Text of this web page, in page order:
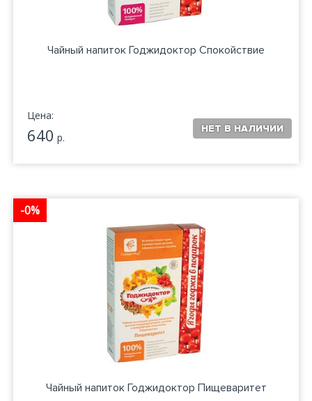
Чайный напиток Годжидоктор Спокойствие
Цена:
640 р.
-0%
Чайный напиток Годжидоктор Пищеваритет